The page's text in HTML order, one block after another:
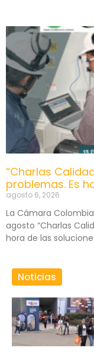
“Charlas
problemas. Es
agosto 6, 2026
La Cámara
agosto “Charlas
hora de las
Noticias